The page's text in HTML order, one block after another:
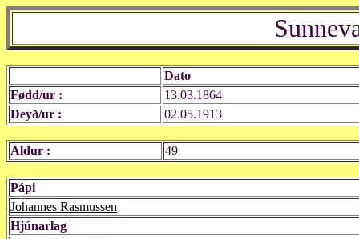
Dato
Fødd/ur :
13.03.1864
Deyð/ur :
02.05.1913
Aldur : 49
Pápi
Johannes Rasmussen
Hjúnarlag